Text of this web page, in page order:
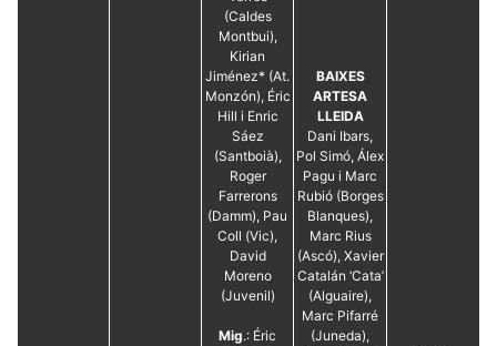
(Caldes
Montbui),
Kirian
Jiménez* (At.
Monzón), Éric
Hill i Enric
Sáez
(Santboià),
Roger
Farrerons
(Damm), Pau
Coll (Vic),
David
Moreno
(Juvenil)
Mig.: Éric
BAIXES
ARTESA
LLEIDA
Dani Ibars,
Pol Simó, Álex
Pagu i Marc
Rubió (Borges
Blanques),
Marc Rius
(Ascó), Xavier
Catalán ‘Cata’
(Alguaire),
Marc Pifarré
(Juneda),